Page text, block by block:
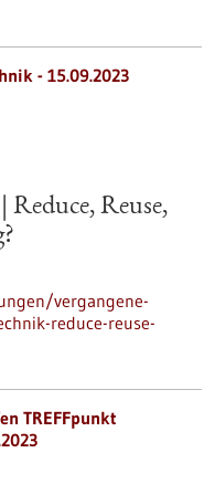
- 15.09.2023
Reuse,
vergangene-
reduce-reuse-
TREFFpunkt